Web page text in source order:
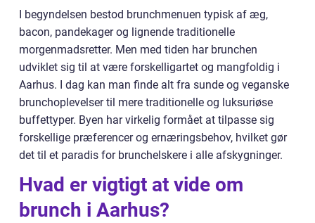
I begyndelsen bestod brunchmenuen typisk af æg,
bacon, pandekager og lignende traditionelle
morgenmadsretter. Men med tiden har brunchen
udviklet sig til at være forskelligartet og mangfoldig i
Aarhus. I dag kan man finde alt fra sunde og veganske
brunchoplevelser til mere traditionelle og luksuriøse
buffettyper. Byen har virkelig formået at tilpasse sig
forskellige præferencer og ernæringsbehov, hvilket gør
det til et paradis for brunchelskere i alle afskygninger.
Hvad er vigtigt at vide om
brunch i Aarhus?